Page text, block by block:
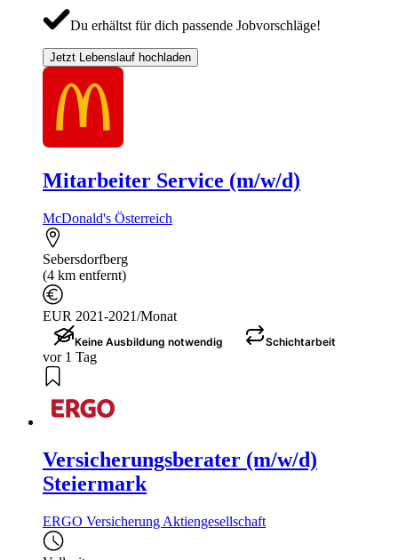
Du erhältst für dich passende Jobvorschläge!
Jetzt Lebenslauf hochladen
Mitarbeiter Service (m/w/d)
McDonald's Österreich
Sebersdorfberg
(4 km entfernt)
EUR 2021-2021/Monat
Keine Ausbildung notwendig Schichtarbeit
vor 1 Tag
Versicherungsberater (m/w/d)
Steiermark
ERGO Versicherung Aktiengesellschaft